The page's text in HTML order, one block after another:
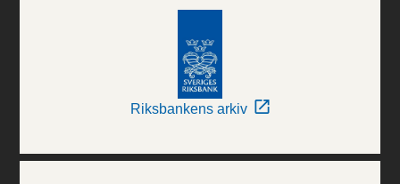
Riksbankens arkiv